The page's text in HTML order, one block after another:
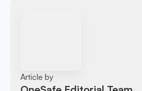
Article by